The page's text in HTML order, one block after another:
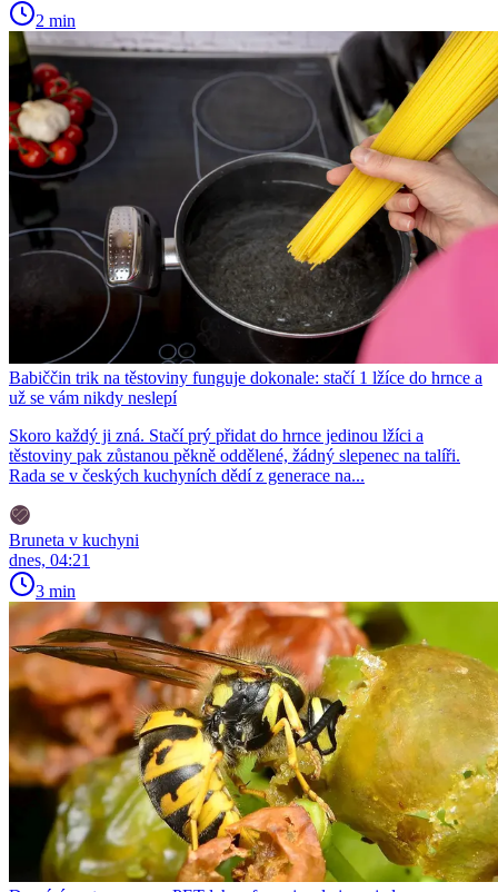
2 min
Babiččin trik na těstoviny funguje dokonale: stačí 1 lžíce do hrnce a
už se vám nikdy neslepí
Skoro každý ji zná. Stačí prý přidat do hrnce jedinou lžíci a
těstoviny pak zůstanou pěkně oddělené, žádný slepenec na talíři.
Rada se v českých kuchyních dědí z generace na...
Bruneta v kuchyni
dnes, 04:21
3 min